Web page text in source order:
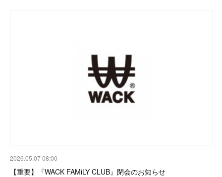
2026.05.07 08:00
【重要】『WACK FAMiLY CLUB』閉会のお知らせ